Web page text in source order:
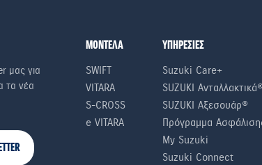
μας για
τα νέα
ΜΟΝΤΕΛΑ
SWIFT
VITARA
S-CROSS
e VITARA
ΥΠΗΡΕΣΙΕΣ
Suzuki Care+
SUZUKI Ανταλλακτικά®
SUZUKI Αξεσουάρ®
Πρόγραμμα
My Suzuki
Suzuki Connect